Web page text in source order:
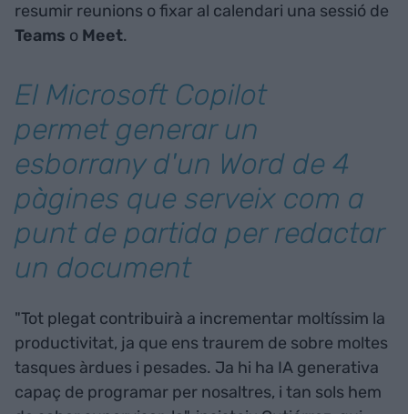
resumir reunions o fixar al calendari una sessió de
Teams o Meet.
El Microsoft Copilot
permet generar un
esborrany d'un Word de 4
pàgines que serveix com a
punt de partida per redactar
un document
"Tot plegat contribuirà a incrementar moltíssim la
productivitat, ja que ens traurem de sobre moltes
tasques àrdues i pesades. Ja hi ha IA generativa
capaç de programar per nosaltres, i tan sols hem